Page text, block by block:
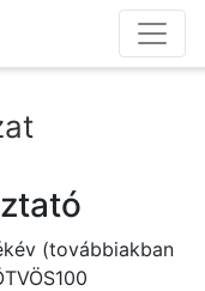
(továbbiakban